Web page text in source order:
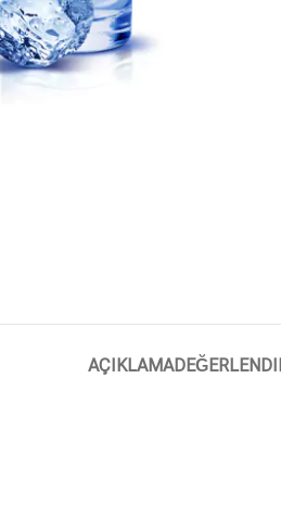
AÇIKLAMA